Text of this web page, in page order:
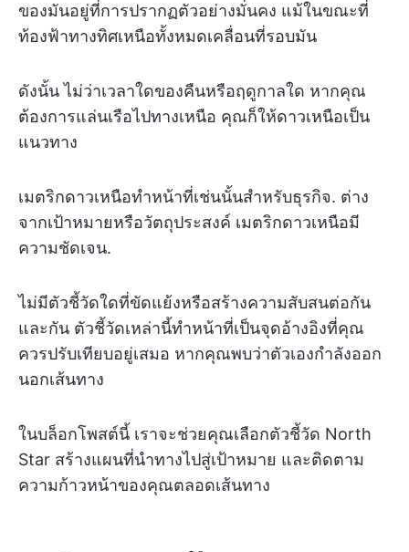
ของมันอยู่ที่การปรากฏตัวอย่างมั่นคง แม้ในขณะที่
ท้องฟ้าทางทิศเหนือทั้งหมดเคลื่อนที่รอบมัน
ดังนั้น ไม่ว่าเวลาใดของคืนหรือฤดูกาลใด หากคุณ
ต้องการแล่นเรือไปทางเหนือ คุณก็ให้ดาวเหนือเป็น
แนวทาง
เมตริกดาวเหนือทำหน้าที่เช่นนั้นสำหรับธุรกิจ. ต่าง
จากเป้าหมายหรือวัตถุประสงค์ เมตริกดาวเหนือมี
ความชัดเจน.
ไม่มีตัวชี้วัดใดที่ขัดแย้งหรือสร้างความสับสนต่อกัน
และกัน ตัวชี้วัดเหล่านี้ทำหน้าที่เป็นจุดอ้างอิงที่คุณ
ควรปรับเทียบอยู่เสมอ หากคุณพบว่าตัวเองกำลังออก
นอกเส้นทาง
ในบล็อกโพสต์นี้ เราจะช่วยคุณเลือกตัวชี้วัด North
Star สร้างแผนที่นำทางไปสู่เป้าหมาย และติดตาม
ความก้าวหน้าของคุณตลอดเส้นทาง